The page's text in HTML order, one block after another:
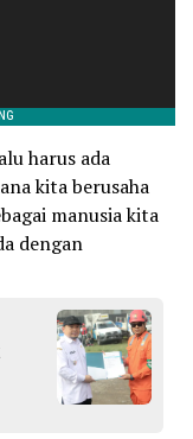
harus ada
kita berusaha
manusia kita
dengan